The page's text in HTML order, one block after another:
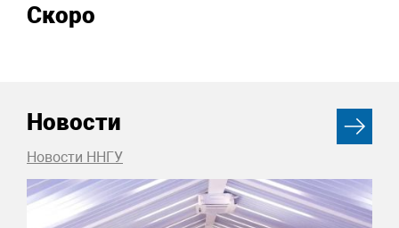
Скоро
Новости
Новости ННГУ